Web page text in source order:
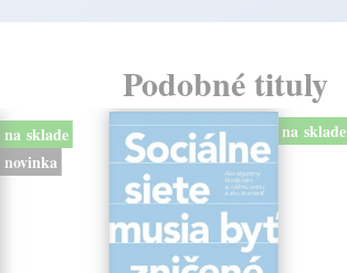
Podobné tituly
na sklade
novinka
na sklade